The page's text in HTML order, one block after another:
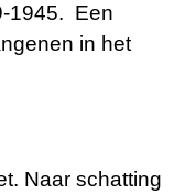
1945. Een
in het
Naar schatting